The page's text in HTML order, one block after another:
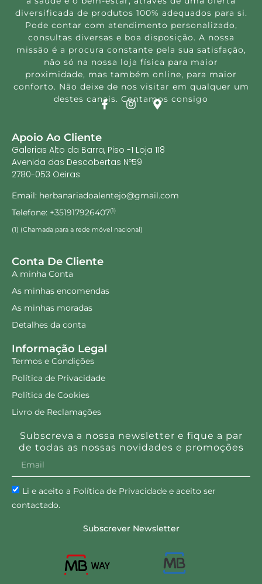
diversificada de produtos 100% adequados para si.
Pode contar com atendimento personalizado,
consultas diversas e boa disposição. A nossa
missão é a procura constante pela sua satisfação,
não só na nossa loja física para maior
proximidade, mas também online, para maior
conforto. Não deixe de nos visitar em qualquer um
destes canais. Contamos consigo
Apoio Ao Cliente
Galerias Alto da Barra, Piso -1 Loja 118
Avenida das Descobertas Nº59
2780-053 Oeiras
Email: herbanariadoalentejo@gmail.com
Telefone: +351917926407(1)
(1) (Chamada para a rede móvel nacional)
Conta De Cliente
A minha Conta
As minhas encomendas
As minhas moradas
Detalhes da conta
Informação Legal
Termos e Condições
Política de Privacidade
Política de Cookies
Livro de Reclamações
Subscreva a nossa newsletter e fique a par
de todas as nossas novidades e promoções
Li e aceito a Política de Privacidade e aceito ser
contactado.
Subscrever Newsletter